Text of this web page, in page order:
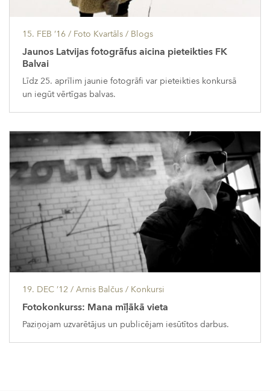
15. FEB ’16 / Foto Kvartāls / Blogs
Jaunos Latvijas fotogrāfus aicina pieteikties FK
Balvai
Līdz 25. aprīlim jaunie fotogrāfi var pieteikties konkursā
un iegūt vērtīgas balvas.
19. DEC ’12 / Arnis Balčus / Konkursi
Fotokonkurss: Mana mīļākā vieta
Paziņojam uzvarētājus un publicējam iesūtītos darbus.